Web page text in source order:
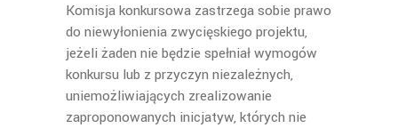
Komisja konkursowa zastrzega sobie prawo
do niewyłonienia zwycięskiego projektu,
jeżeli żaden nie będzie spełniał wymogów
konkursu lub z przyczyn niezależnych,
uniemożliwiających zrealizowanie
zaproponowanych inicjatyw, których nie